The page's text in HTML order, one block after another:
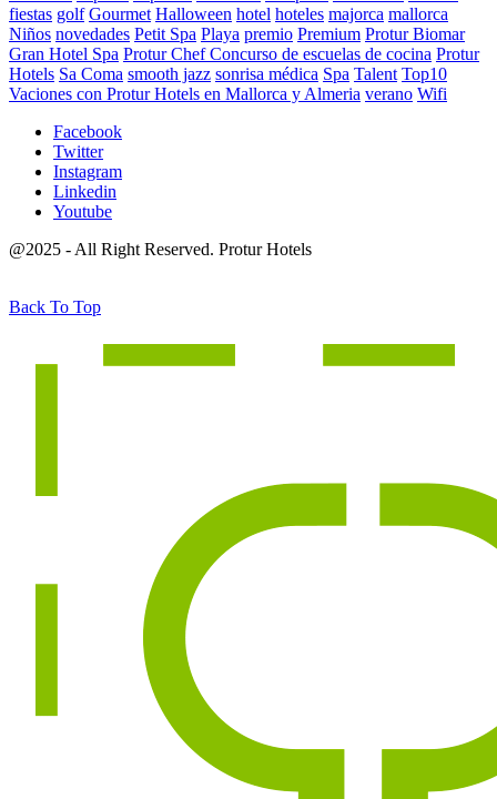
fiestas golf Gourmet Halloween hotel hoteles majorca mallorca
Niños novedades Petit Spa Playa premio Premium Protur Biomar
Gran Hotel Spa Protur Chef Concurso de escuelas de cocina Protur
Hotels Sa Coma smooth jazz sonrisa médica Spa Talent Top10
Vaciones con Protur Hotels en Mallorca y Almeria verano Wifi
Facebook
Twitter
Instagram
Linkedin
Youtube
@2025 - All Right Reserved. Protur Hotels
Back To Top